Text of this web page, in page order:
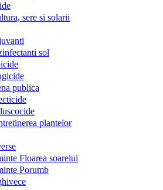
sere si solarii
sol
publica
plantelor
Floarea soarelui
Porumb